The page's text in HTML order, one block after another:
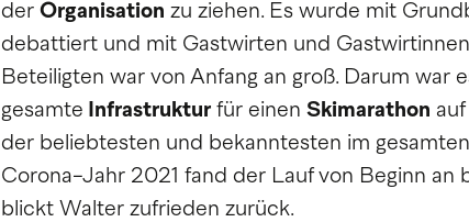
der Organisation zu ziehen. Es wurde mit
debattiert und mit Gastwirten und
Beteiligten war von Anfang an groß. Darum war
gesamte Infrastrukturfür einen Skimarathon
der beliebtesten und bekanntesten im
Corona-Jahr 2021 fand der Lauf von Beginn an
blickt Walter zufrieden zurück.